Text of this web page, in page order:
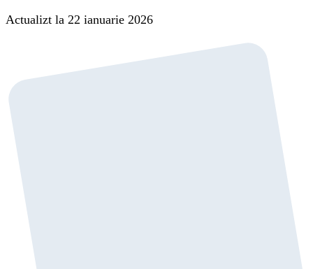
Actualizt la 22 ianuarie 2026